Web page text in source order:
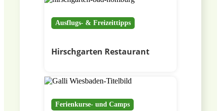
Ausflugs- & Freizeittipps
Hirschgarten Restaurant
Ferienkurse- und Camps